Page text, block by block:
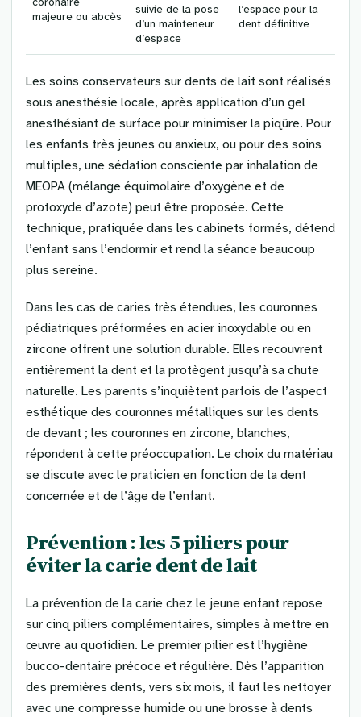
majeure ou abcès
suivie de la pose
d’un mainteneur
d’espace
l’espace pour la
dent définitive
Les soins conservateurs sur dents de lait sont réalisés
sous anesthésie locale, après application d’un gel
anesthésiant de surface pour minimiser la piqûre. Pour
les enfants très jeunes ou anxieux, ou pour des soins
multiples, une sédation consciente par inhalation de
MEOPA (mélange équimolaire d’oxygène et de
protoxyde d’azote) peut être proposée. Cette
technique, pratiquée dans les cabinets formés, détend
l’enfant sans l’endormir et rend la séance beaucoup
plus sereine.
Dans les cas de caries très étendues, les couronnes
pédiatriques préformées en acier inoxydable ou en
zircone offrent une solution durable. Elles recouvrent
entièrement la dent et la protègent jusqu’à sa chute
naturelle. Les parents s’inquiètent parfois de l’aspect
esthétique des couronnes métalliques sur les dents
de devant ; les couronnes en zircone, blanches,
répondent à cette préoccupation. Le choix du matériau
se discute avec le praticien en fonction de la dent
concernée et de l’âge de l’enfant.
Prévention : les 5 piliers pour
éviter la carie dent de lait
La prévention de la carie chez le jeune enfant repose
sur cinq piliers complémentaires, simples à mettre en
œuvre au quotidien. Le premier pilier est l’hygiène
bucco-dentaire précoce et régulière. Dès l’apparition
des premières dents, vers six mois, il faut les nettoyer
avec une compresse humide ou une brosse à dents